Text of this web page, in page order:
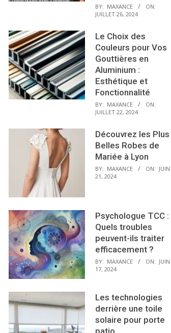
BY: MAXANCE
ON:
JUILLET 26, 2024
Le Choix des
Couleurs pour Vos
Gouttières en
Aluminium :
Esthétique et
Fonctionnalité
BY: MAXANCE
ON:
JUILLET 22, 2024
Découvrez les Plus
Belles Robes de
Mariée à Lyon
BY: MAXANCE ON: JUIN
21, 2024
Psychologue TCC :
Quels troubles
peuvent-ils traiter
efficacement ?
BY: MAXANCE ON: JUIN
17, 2024
Les technologies
derrière une toile
solaire pour porte
patio